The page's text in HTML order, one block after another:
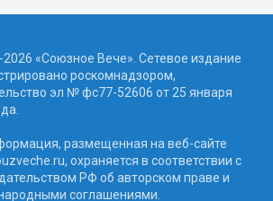
«Союзное Вече». Сетевое издание
роскомнадзором,
эл № фc77-52606 от 25 января
размещенная на веб-сайте
охраняется в соответствии с
РФ об авторском праве и
соглашениями.